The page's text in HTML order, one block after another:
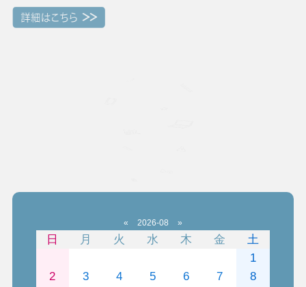
« 2026-08 »
日 月 火 水 木 金
土
1
2
3 4 5 6 7
8